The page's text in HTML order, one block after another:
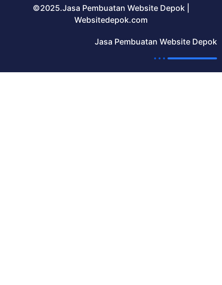
©2025.Jasa Pembuatan Website Depok |
Websitedepok.com
Jasa Pembuatan Website Depok